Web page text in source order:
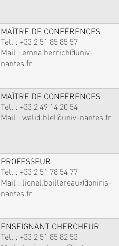
MAÎTRE DE CONFÉRENCES
Tel. : +33 2 51 85 85 57
Mail : emna.berrich@univ-
nantes.fr
MAÎTRE DE CONFÉRENCES
Tel. : +33 2 49 14 20 54
Mail : walid.blel@univ-nantes.fr
PROFESSEUR
Tel. : +33 2 51 78 54 77
Mail : lionel.boillereaux@oniris-
nantes.fr
ENSEIGNANT CHERCHEUR
Tel. : +33 2 51 85 82 53